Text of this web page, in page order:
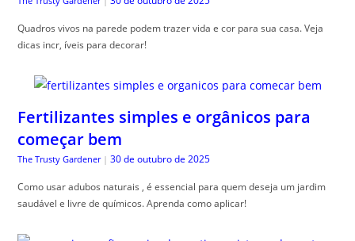
Quadros vivos na parede podem trazer vida e cor para sua casa. Veja
dicas incr, íveis para decorar!
Fertilizantes simples e orgânicos para
começar bem
The Trusty Gardener | 30 de outubro de 2025
Como usar adubos naturais , é essencial para quem deseja um jardim
saudável e livre de químicos. Aprenda como aplicar!